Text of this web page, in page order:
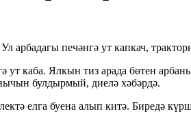
арбадагы печәнгә ут капкач,
ут каба. Ялкын тиз арада бөтен
булдырмый, диелә хәбәрдә.
елга буена алып китә. Биредә